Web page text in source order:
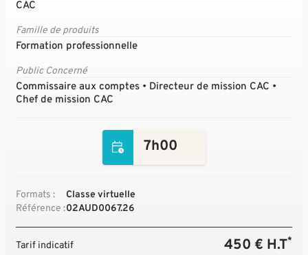
CAC
Famille de produits
Formation professionnelle
Public Concerné
Commissaire aux comptes • Directeur de mission CAC •
Chef de mission CAC
7h00
Formats :
Classe virtuelle
Référence :02AUD0067.26
Tarif indicatif 450 € H.T*